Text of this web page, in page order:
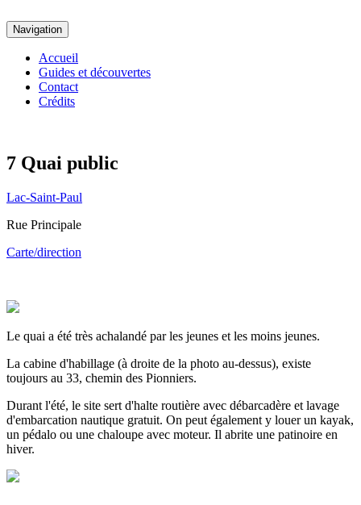
Navigation
Accueil
Guides et découvertes
Contact
Crédits
7 Quai public
Lac-Saint-Paul
Rue Principale
Carte/direction
Le quai a été très achalandé par les jeunes et les moins jeunes.
La cabine d'habillage (à droite de la photo au-dessus), existe
toujours au 33, chemin des Pionniers.
Durant l'été, le site sert d'halte routière avec débarcadère et lavage
d'embarcation nautique gratuit. On peut également y louer un kayak,
un pédalo ou une chaloupe avec moteur. Il abrite une patinoire en
hiver.